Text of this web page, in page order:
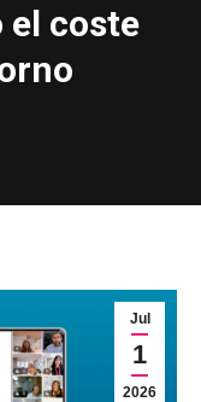
el coste
Jul
1
2026